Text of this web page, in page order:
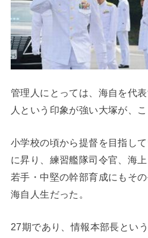
管理人にとっては、海自を代
人という印象が強い大塚が、
小学校の頃から提督を目指し
に昇り、練習艦隊司令官、海
若手・中堅の幹部育成にもそ
海自人生だった。
27期であり、情報本部長とい